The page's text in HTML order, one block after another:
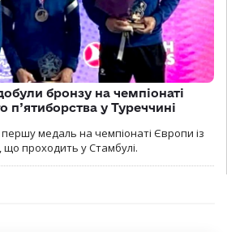
бронзу на чемпіонаті
п’ятиборства у Туреччині
медаль на чемпіонаті Європи із
що проходить у Стамбулі.